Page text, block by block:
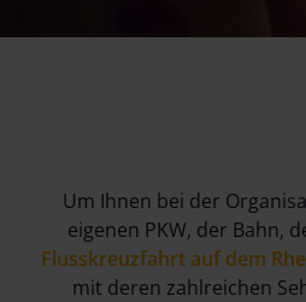
Um Ihnen bei der
eigenen PKW, der Bahn,
Flusskreuzfahrt auf dem
mit deren zahlreichen